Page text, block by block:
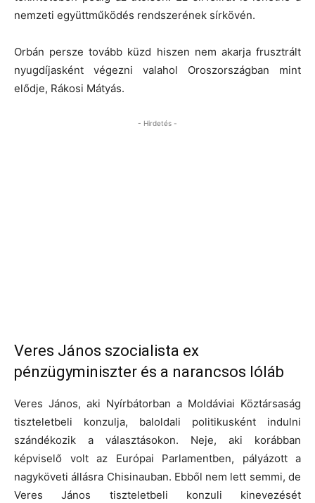
nemzeti együttműködés rendszerének sírkövén.
Orbán persze tovább küzd hiszen nem akarja frusztrált
nyugdíjasként végezni valahol Oroszországban mint
elődje, Rákosi Mátyás.
- Hirdetés -
Veres János szocialista ex
pénzügyminiszter és a narancsos lóláb
Veres János, aki Nyírbátorban a Moldáviai Köztársaság
tiszteletbeli konzulja, baloldali politikusként indulni
szándékozik a választásokon. Neje, aki korábban
képviselő volt az Európai Parlamentben, pályázott a
nagyköveti állásra Chisinauban. Ebből nem lett semmi, de
Veres János tiszteletbeli konzuli kinevezését